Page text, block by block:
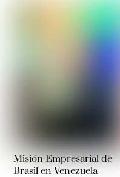
Misión Empresarial de
Brasil en Venezuela